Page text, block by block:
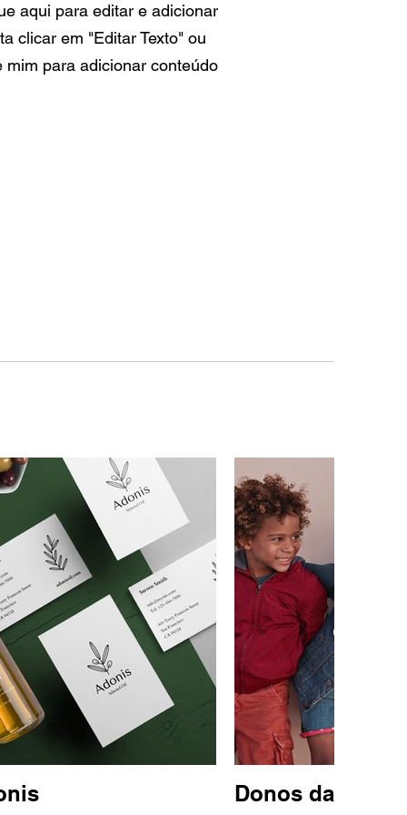
aqui para editar e adicionar
clicar em "Editar Texto" ou
para adicionar conteúdo
Donos da Rua